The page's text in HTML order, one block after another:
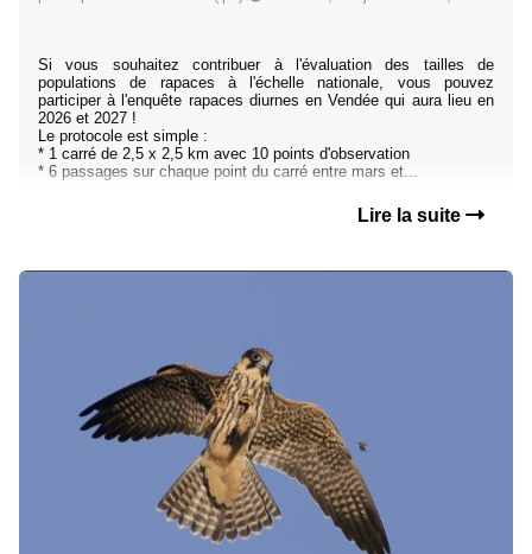
Si vous souhaitez contribuer à l'évaluation des tailles de
populations de rapaces à l'échelle nationale, vous pouvez
participer à l'enquête rapaces diurnes en Vendée qui aura lieu en
2026 et 2027 !
Le protocole est simple :
* 1 carré de 2,5 x 2,5 km avec 10 points d'observation
* 6 passages sur chaque point du carré entre mars et...
Lire la suite